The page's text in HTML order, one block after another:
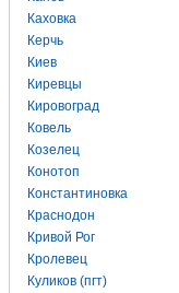
Каховка
Керчь
Киев
Киревцы
Кировоград
Ковель
Козелец
Конотоп
Константиновка
Краснодон
Кривой Рог
Кролевец
Куликов (пгт)